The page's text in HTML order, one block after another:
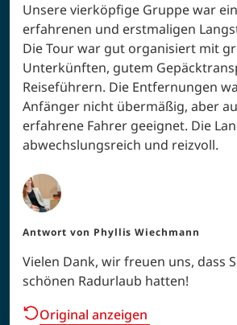
Unsere vierköpfige Gruppe war
erfahrenen und erstmaligen
Die Tour war gut organisiert mit
Unterkünften, gutem
Reiseführern. Die Entfernungen
Anfänger nicht übermäßig, aber
erfahrene Fahrer geeignet. Die
abwechslungsreich und reizvoll.
Antwort von Phyllis Wiechmann
Vielen Dank, wir freuen uns, dass
schönen Radurlaub hatten!
Original anzeigen